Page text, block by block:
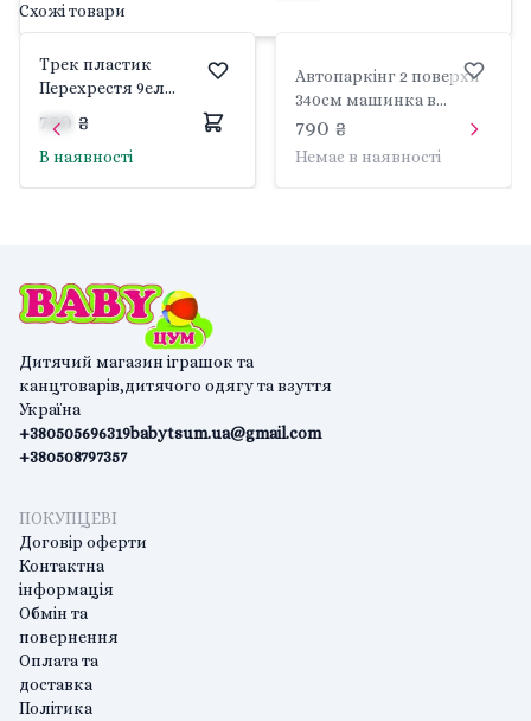
Схожі товари
Трек пластик
Перехрестя 9ел
53002 wader
750 ₴
В наявності
Автопаркінг 2 поверхи
340см машинка в
коробці 59*35*15см
53020 wader
790 ₴
Немає в наявності
Дитячий магазин іграшок та
канцтоварів,дитячого одягу та взуття
Україна
+380505696319
+380508797357
babytsum.ua@gmail.com
ПОКУПЦЕВІ
Договір оферти
Контактна
інформація
Обмін та
повернення
Оплата та
доставка
Політика